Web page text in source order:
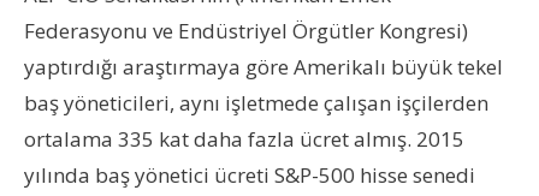
Federasyonu ve Endüstriyel Örgütler Kongresi)
yaptırdığı araştırmaya göre Amerikalı büyük tekel
baş yöneticileri, aynı işletmede çalışan işçilerden
ortalama 335 kat daha fazla ücret almış. 2015
yılında baş yönetici ücreti S&P-500 hisse senedi